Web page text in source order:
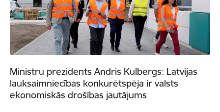
Ministru prezidents Andris Kulbergs: Latvijas
lauksaimniecības konkurētspēja ir valsts
ekonomiskās drošības jautājums